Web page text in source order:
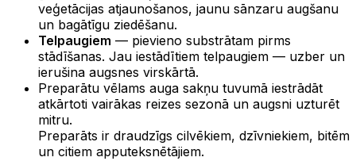
veģetācijas atjaunošanos, jaunu sānzaru augšanu
un bagātīgu ziedēšanu.
Telpaugiem — pievieno substrātam pirms
stādīšanas. Jau iestādītiem telpaugiem — uzber un
ierušina augsnes virskārtā.
Preparātu vēlams auga sakņu tuvumā iestrādāt
atkārtoti vairākas reizes sezonā un augsni uzturēt
mitru.
Preparāts ir draudzīgs cilvēkiem, dzīvniekiem, bitēm
un citiem apputeksnētājiem.